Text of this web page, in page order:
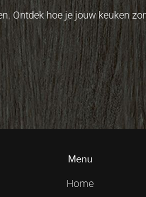
Ontdek hoe je jouw keuken
Menu
Home